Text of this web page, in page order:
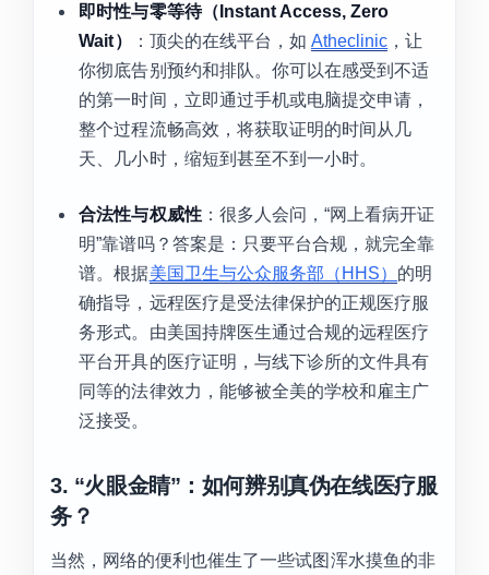
即时性与零等待（Instant Access, Zero
Wait）
：顶尖的在线平台，如 Atheclinic ，让
你彻底告别预约和排队。你可以在感受到不适
的第一时间，立即通过手机或电脑提交申请，
整个过程流畅高效，将获取证明的时间从几
天、几小时，缩短到甚至不到一小时。
合法性与权威性：很多人会问，“网上看病开证
明”靠谱吗？答案是：只要平台合规，就完全靠
谱。根据美国卫生与公众服务部（HHS） 的明
确指导，远程医疗是受法律保护的正规医疗服
务形式。由美国持牌医生通过合规的远程医疗
平台开具的医疗证明，与线下诊所的文件具有
同等的法律效力，能够被全美的学校和雇主广
泛接受。
3. “火眼金睛”：如何辨别真伪在线医疗服
务？
当然，网络的便利也催生了一些试图浑水摸鱼的非